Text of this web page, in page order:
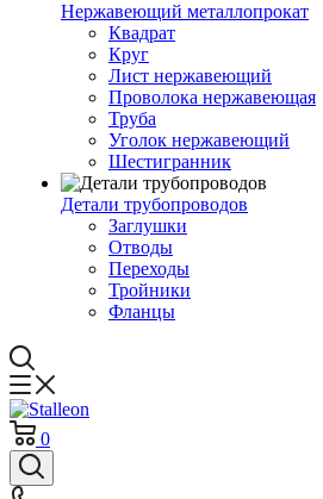
Нержавеющий металлопрокат
Квадрат
Круг
Лист нержавеющий
Проволока нержавеющая
Труба
Уголок нержавеющий
Шестигранник
Детали трубопроводов
Заглушки
Отводы
Переходы
Тройники
Фланцы
0